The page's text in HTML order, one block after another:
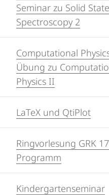
Seminar zu Solid State
Spectroscopy 2
Computational
Übung zu
Physics II
LaTeX und QtiPlot
Ringvorlesung GRK
Programm
Kindergartenseminar